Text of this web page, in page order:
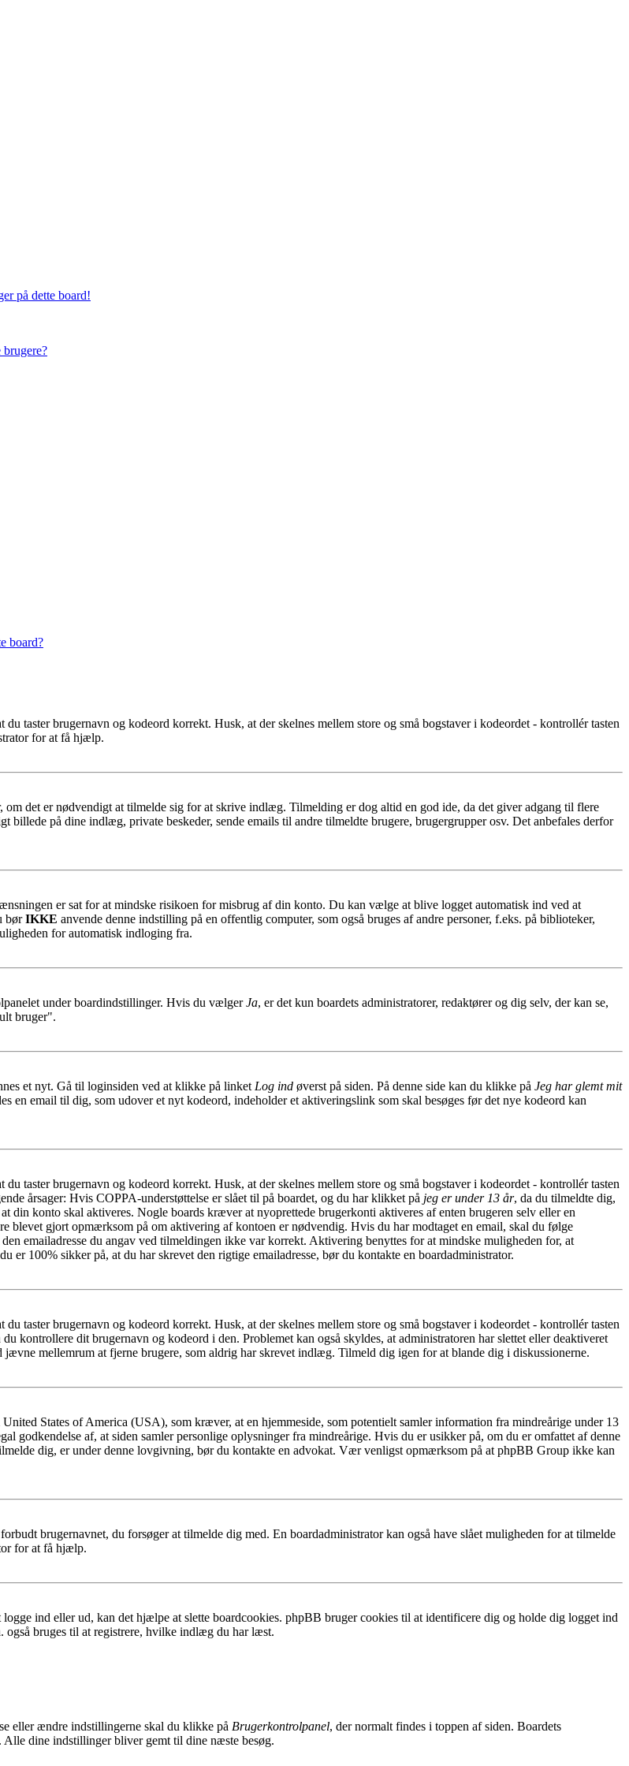
på dette board!
board?
taster brugernavn og kodeord korrekt. Husk, at der skelnes mellem store og små bogstaver i kodeordet - kontrollér tasten
for at få hjælp.
det er nødvendigt at tilmelde sig for at skrive indlæg. Tilmelding er dog altid en god ide, da det giver adgang til flere
på dine indlæg, private beskeder, sende emails til andre tilmeldte brugere, brugergrupper osv. Det anbefales derfor
er sat for at mindske risikoen for misbrug af din konto. Du kan vælge at blive logget automatisk ind ved at
børIKKE anvende denne indstilling på en offentlig computer, som også bruges af andre personer, f.eks. på biblioteker,
for automatisk indloging fra.
under boardindstillinger. Hvis du vælgerJa, er det kun boardets administratorer, redaktører og dig selv, der kan se,
bruger".
et nyt. Gå til loginsiden ved at klikke på linket Log ind øverst på siden. På denne side kan du klikke på Jeg har glemt mit
en email til dig, som udover et nyt kodeord, indeholder et aktiveringslink som skal besøges før det nye kodeord kan
taster brugernavn og kodeord korrekt. Husk, at der skelnes mellem store og små bogstaver i kodeordet - kontrollér tasten
årsager: Hvis COPPA-understøttelse er slået til på boardet, og du har klikket på jeg er under 13 år, da du tilmeldte dig,
din konto skal aktiveres. Nogle boards kræver at nyoprettede brugerkonti aktiveres af enten brugeren selv eller en
blevet gjort opmærksom på om aktivering af kontoen er nødvendig. Hvis du har modtaget en email, skal du følge
emailadresse du angav ved tilmeldingen ikke var korrekt. Aktivering benyttes for at mindske muligheden for, at
er 100% sikker på, at du har skrevet den rigtige emailadresse, bør du kontakte en boardadministrator.
taster brugernavn og kodeord korrekt. Husk, at der skelnes mellem store og små bogstaver i kodeordet - kontrollér tasten
kontrollere dit brugernavn og kodeord i den. Problemet kan også skyldes, at administratoren har slettet eller deaktiveret
mellemrum at fjerne brugere, som aldrig har skrevet indlæg. Tilmeld dig igen for at blande dig i diskussionerne.
States of America (USA), som kræver, at en hjemmeside, som potentielt samler information fra mindreårige under 13
godkendelse af, at siden samler personlige oplysninger fra mindreårige. Hvis du er usikker på, om du er omfattet af denne
dig, er under denne lovgivning, bør du kontakte en advokat. Vær venligst opmærksom på at phpBB Group ikke kan
brugernavnet, du forsøger at tilmelde dig med. En boardadministrator kan også have slået muligheden for at tilmelde
for at få hjælp.
ind eller ud, kan det hjælpe at slette boardcookies. phpBB bruger cookies til at identificere dig og holde dig logget ind
også bruges til at registrere, hvilke indlæg du har læst.
eller ændre indstillingerne skal du klikke på Brugerkontrolpanel, der normalt findes i toppen af siden. Boardets
Alle dine indstillinger bliver gemt til dine næste besøg.